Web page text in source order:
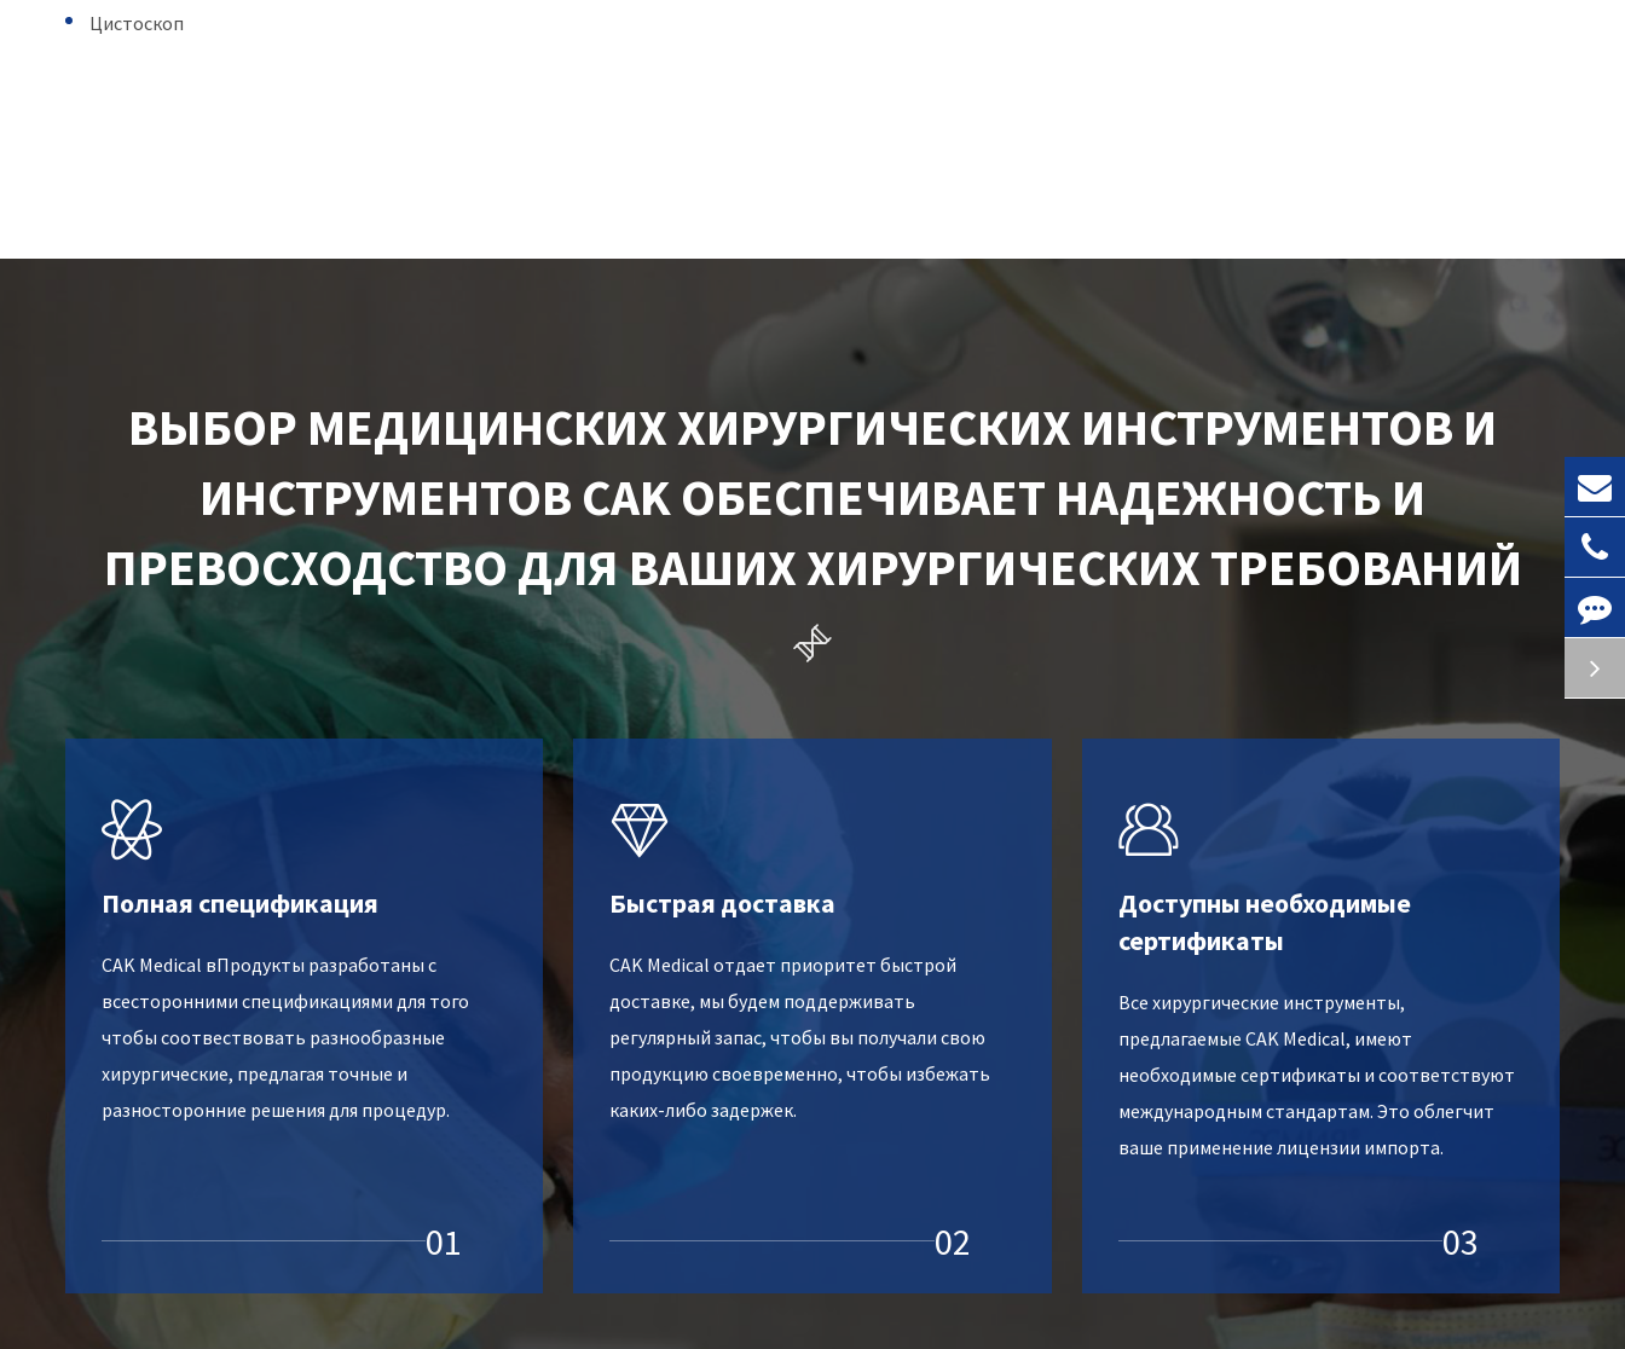
Цистоскоп
ВЫБОР МЕДИЦИНСКИХ ХИРУРГИЧЕСКИХ ИНСТРУМЕНТОВ И
ИНСТРУМЕНТОВ CAK ОБЕСПЕЧИВАЕТ НАДЕЖНОСТЬ И
ПРЕВОСХОДСТВО ДЛЯ ВАШИХ ХИРУРГИЧЕСКИХ ТРЕБОВАНИЙ


Полная спецификация
CAK Medical вПродукты разработаны с
всесторонними спецификациями для того
чтобы соотвествовать разнообразные
хирургические, предлагая точные и
разносторонние решения для процедур.
01

Быстрая доставка
CAK Medical отдает приоритет быстрой
доставке, мы будем поддерживать
регулярный запас, чтобы вы получали свою
продукцию своевременно, чтобы избежать
каких-либо задержек.
02

Доступны необходимые
сертификаты
Все хирургические инструменты,
предлагаемые CAK Medical, имеют
необходимые сертификаты и соответствуют
международным стандартам. Это облегчит
ваше применение лицензии импорта.
03